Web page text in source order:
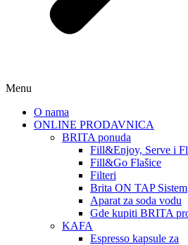
Menu
O nama
ONLINE PRODAVNICA
BRITA ponuda
Fill&Enjoy, Serve i
Fill&Go Flašice
Filteri
Brita ON TAP Sistem
Aparat za soda vodu
Gde kupiti BRITA
KAFA
Espresso kapsule za